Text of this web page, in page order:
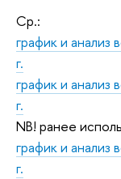
Ср.:
график и анализ
г.
график и анализ
г.
NB! ранее
график и анализ
г.